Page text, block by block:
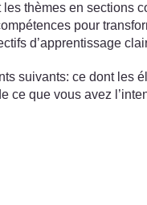
thèmes en sections
pour
d’apprentissage
suivants: ce dont les
ce que vous avez